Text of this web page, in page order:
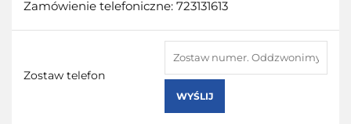
Zamówienie telefoniczne: 723131613
Zostaw telefon
WYŚLIJ